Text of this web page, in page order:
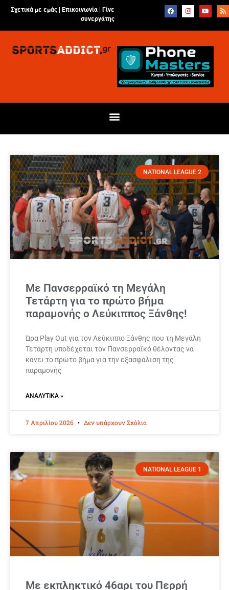
Σχετικά με εμάς | Επικοινωνία
Γίνε
συνεργάτης
NATIONAL LEAGUE 2
Με Πανσερραϊκό τη Μεγάλη
Τετάρτη για το πρώτο βήμα
παραμονής ο Λεύκιππος Ξάνθης!
Ώρα Play Out για τον Λεύκιππο Ξάνθης που τη Μεγάλη
Τετάρτη υποδέχεται τον Πανσερραϊκό θέλοντας να
κάνει το πρώτο βήμα για την εξασφάλιση της
παραμονής
ΑΝΑΛΥΤΙΚΆ »
7 Απριλίου 2026 Δεν υπάρχουν Σχόλια
NATIONAL LEAGUE 1
Με εκπληκτικό 46αρι του Περρή